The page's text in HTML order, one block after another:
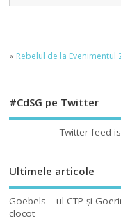
« Rebelul de la Evenimentul
#CdSG pe Twitter
Twitter feed
Ultimele articole
Goebels – ul CTP şi
clocot